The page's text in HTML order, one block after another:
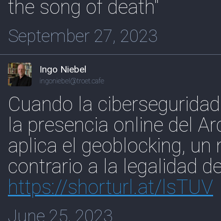
the song of death"
September 27, 2023
Ingo Niebel
ingoniebel@troet.cafe
Cuando la
la presencia online del
aplica el geoblocking,
contrario a la legalidad
https://shorturl.at/lsTUV
June 25, 2023